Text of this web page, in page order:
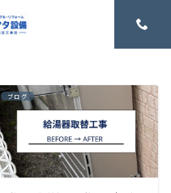
ブログ